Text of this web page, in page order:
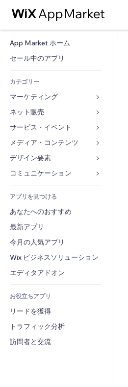
App Market ホーム
セール中のアプリ
カテゴリー
マーケティング
広告
モバイル
アクセス解析
リスティング広告
メール
コンバージョン
ネット販売
ストア用アプリ
発送・配達
販売ボタン
会計
クーポン・特典
倉庫管理ソリューション
ドロップシッピング
食品・飲料
サービス・イベント
ホテル
イベント
レストラン
不動産
ブッキング
メディア・コンテンツ
ギャラリー
音楽
ポッドキャスト
写真
動画
PDF
ファイル共有
ニュース
デザイン要素
マップ・ナビ
プライバシー・セキュリティ
時計
ページテンプレート
画像効果
ボタン・メニュー
バナー・バッジ
電卓
検索
天気
チャート・テーブル
フォーム
ブログ
投票
チャット
コメント
電話
コミュニティィ
レビュー・お客さまの声
CRM
アプリを見つける
あなたへのおすすめ
最新アプリ
今月の人気アプリ
Wix ビジネスソリューション
エディタアドオン
お役立ちアプリ
リードを獲得
トラフィック分析
訪問者と交流